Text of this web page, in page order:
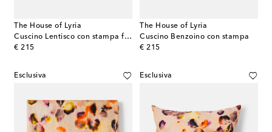
The House of Lyria
Cuscino Lentisco con stampa floreale
€ 215
original price
The House of Lyria
Cuscino Benzoino con stampa
€ 215
original price
Esclusiva Esclusiva